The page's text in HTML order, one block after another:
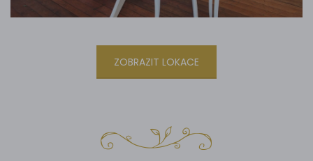
ZOBRAZIT LOKACE